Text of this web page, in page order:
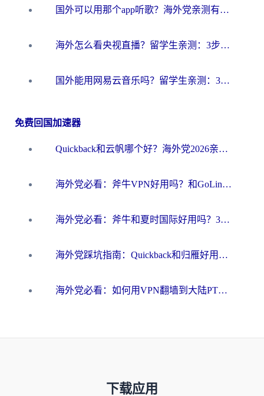
国外可以用那个app听歌？海外党亲测有效的回国加速方案，轻松听国内音乐听书
海外怎么看央视直播？留学生亲测：3步解决版权限制+追剧自由
国外能用网易云音乐吗？留学生亲测：3步解决海外听歌难题
免费回国加速器
Quickback和云帆哪个好？海外党2026亲测指南：选对加速器大陆工具，无缝刷国内剧玩国服
海外党必看：斧牛VPN好用吗？和GoLinkVPN对比哪个回国效果更好？
海外党必看：斧牛和夏时国际好用吗？3步选对回国加速器，无缝刷国内资源
海外党踩坑指南：Quickback和归雁好用吗？选对加速器才能无缝刷国内资源
海外党必看：如何用VPN翻墙到大陆PTT？一篇解决你所有回国加速痛点
下载应用